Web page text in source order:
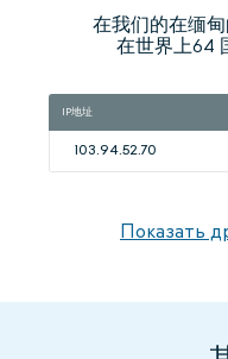
在我们的在缅甸
在世界上64
IP地址
103.94.52.70
Показать